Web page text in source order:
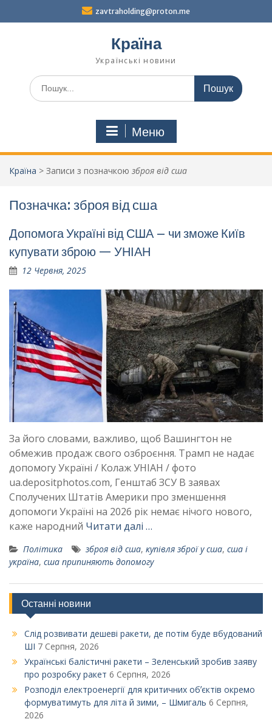
zavtraholding@proton.me
Країна
Українські новини
Шукати:
Меню
Країна > Записи з позначкою зброя від сша
Позначка: зброя від сша
Допомога Україні від США – чи зможе Київ
купувати зброю — УНІАН
12 Червня, 2025
За його словами, важливо, щоб Вашингтон не
обмежив продаж свого озброєння. Трамп не надає
допомогу Україні / Колаж УНІАН / фото
ua.depositphotos.com, Генштаб ЗСУ В заявах
Сполучених Штатів Америки про зменшення
допомоги Україні на 2026 рік немає нічого нового,
каже народний Читати далі …
Політика зброя від сша, купівля зброї у сша, сша і
україна, сша припиняють допомогу
Останні новини
Слід розвивати дешеві ракети, де потім буде вбудований
ШІ 7 Серпня, 2026
Українські балістичні ракети – Зеленський зробив заяву
про розробку ракет 6 Серпня, 2026
Розподіл електроенергії для критичних обʼєктів окремо
формуватимуть для літа й зими, – Шмигаль 6 Серпня,
2026